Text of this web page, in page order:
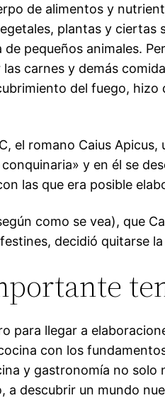
de alimentos y
plantas y
pequeños animales.
carnes y demás
del fuego,
el romano Caius
y en él se
las que era posible
como se vea), que
decidió quitarse la
para llegar a
con los
y gastronomía no
a descubrir un mundo